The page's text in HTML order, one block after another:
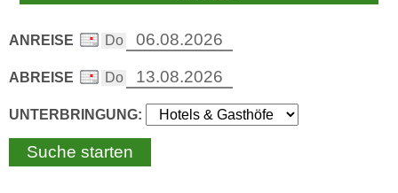
ANREISE
ABREISE
UNTERBRINGUNG: